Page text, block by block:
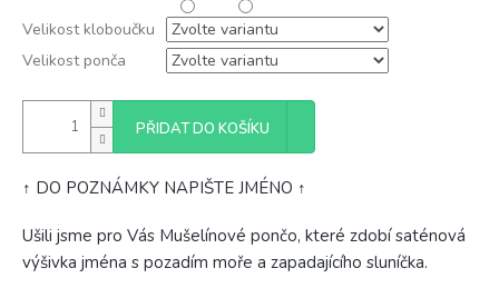
Velikost kloboučku
Velikost ponča
PŘIDAT DO KOŠÍKU
↑ DO POZNÁMKY NAPIŠTE JMÉNO ↑
Ušili jsme pro Vás Mušelínové pončo, které zdobí saténová
výšivka jména s pozadím moře a zapadajícího sluníčka.